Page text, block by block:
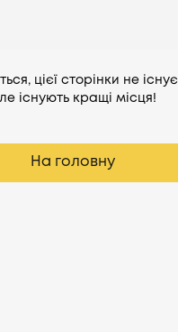
цієї сторінки не існує
існують кращі місця!
На головну